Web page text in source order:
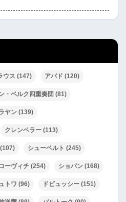
ウス (147) アバド (120)
・ベルク四重奏団 (81)
ヤン (139)
クレンペラー (113)
(107) シューベルト (245)
ーヴィチ (254) ショパン (168)
トワ (96) ドビュッシー (151)